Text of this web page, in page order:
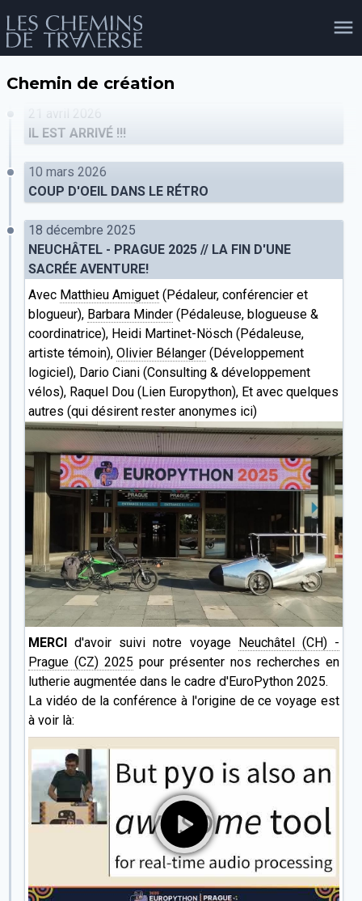
email
évènements
publics
cours et stages recherche publications
Chemin de création
21 avril 2026
IL EST ARRIVÉ !!!
10 mars 2026
COUP D'OEIL DANS LE RÉTRO
18 décembre 2025
NEUCHÂTEL - PRAGUE 2025 // LA FIN D'UNE
SACRÉE AVENTURE!
Avec Matthieu Amiguet (Pédaleur, conférencier et
blogueur), Barbara Minder (Pédaleuse, blogueuse &
coordinatrice), Heidi Martinet-Nösch (Pédaleuse,
artiste témoin), Olivier Bélanger (Développement
logiciel), Dario Ciani (Consulting & développement
vélos), Raquel Dou (Lien Europython), Et avec quelques
autres (qui désirent rester anonymes ici)
MERCI d'avoir suivi notre voyage Neuchâtel (CH) -
Prague (CZ) 2025 pour présenter nos recherches en
lutherie augmentée dans le cadre d'EuroPython 2025.
La vidéo de la conférence à l'origine de ce voyage est
à voir là: